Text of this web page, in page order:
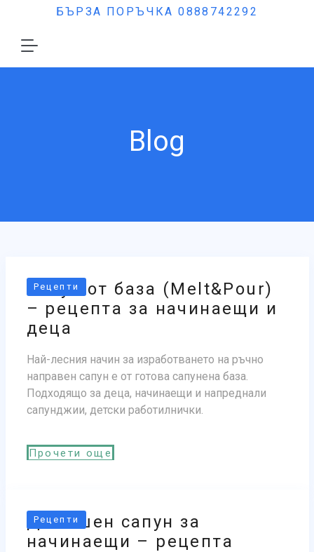
БЪРЗА ПОРЪЧКА 0888742292
Blog
Рецепти
Сапун от база (Melt&Pour)
– рецепта за начинаещи и
деца
Най-лесния начин за изработването на ръчно
направен сапун е от готова сапунена база.
Подходящо за деца, начинаещи и напреднали
сапунджии, детски работилнички.
Прочети още
Рецепти
Домашен сапун за
начинаещи – рецепта